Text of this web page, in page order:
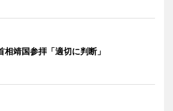
相靖国参拝「適切に判断」